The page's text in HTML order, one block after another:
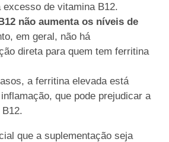
excesso de vitamina B12.
não aumenta os níveis de
em geral, não há
direta para quem tem ferritina
a ferritina elevada está
que pode prejudicar a
que a suplementação seja